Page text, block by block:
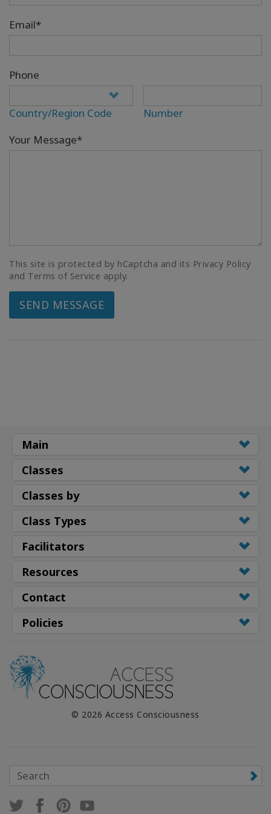
Email*
Phone
Country/Region Code
Number
Your Message*
This site is protected by hCaptcha and its Privacy Policy
and Terms of Service apply.
SEND MESSAGE
Main
Classes
Classes by
Class Types
Facilitators
Resources
Contact
Policies
© 2026 Access Consciousness